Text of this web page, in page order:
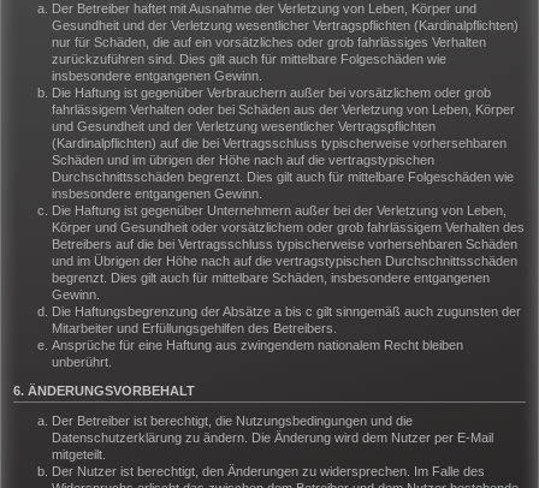
Der Betreiber haftet mit Ausnahme der Verletzung von Leben, Körper und
Gesundheit und der Verletzung wesentlicher Vertragspflichten (Kardinalpflichten)
nur für Schäden, die auf ein vorsätzliches oder grob fahrlässiges Verhalten
zurückzuführen sind. Dies gilt auch für mittelbare Folgeschäden wie
insbesondere entgangenen Gewinn.
Die Haftung ist gegenüber Verbrauchern außer bei vorsätzlichem oder grob
fahrlässigem Verhalten oder bei Schäden aus der Verletzung von Leben, Körper
und Gesundheit und der Verletzung wesentlicher Vertragspflichten
(Kardinalpflichten) auf die bei Vertragsschluss typischerweise vorhersehbaren
Schäden und im übrigen der Höhe nach auf die vertragstypischen
Durchschnittsschäden begrenzt. Dies gilt auch für mittelbare Folgeschäden wie
insbesondere entgangenen Gewinn.
Die Haftung ist gegenüber Unternehmern außer bei der Verletzung von Leben,
Körper und Gesundheit oder vorsätzlichem oder grob fahrlässigem Verhalten des
Betreibers auf die bei Vertragsschluss typischerweise vorhersehbaren Schäden
und im Übrigen der Höhe nach auf die vertragstypischen Durchschnittsschäden
begrenzt. Dies gilt auch für mittelbare Schäden, insbesondere entgangenen
Gewinn.
Die Haftungsbegrenzung der Absätze a bis c gilt sinngemäß auch zugunsten der
Mitarbeiter und Erfüllungsgehilfen des Betreibers.
Ansprüche für eine Haftung aus zwingendem nationalem Recht bleiben
unberührt.
6. ÄNDERUNGSVORBEHALT
Der Betreiber ist berechtigt, die Nutzungsbedingungen und die
Datenschutzerklärung zu ändern. Die Änderung wird dem Nutzer per E-Mail
mitgeteilt.
Der Nutzer ist berechtigt, den Änderungen zu widersprechen. Im Falle des